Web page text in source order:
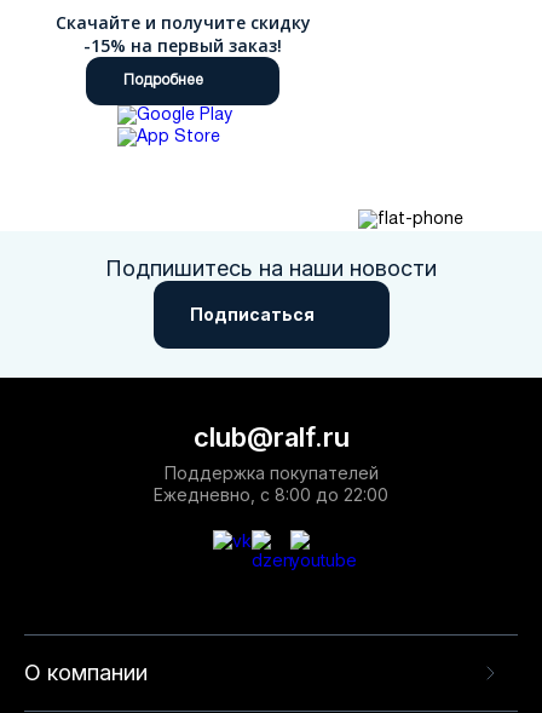
Скачайте и получите скидку
-15% на первый заказ!
Подробнее
Подпишитесь на наши новости
Подписаться
О компании
club@ralf.ru
Поддержка покупателей
Ежедневно, с 8:00 до 22:00